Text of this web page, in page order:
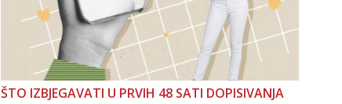
ŠTO IZBJEGAVATI U PRVIH 48 SATI DOPISIVANJA